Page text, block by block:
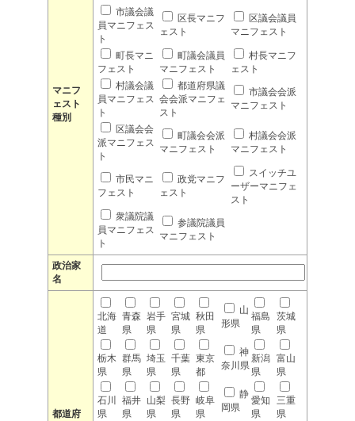
マニフ
ェスト
種別
市議会議
員マニフェス
ト
区長マニフ
ェスト
区議会議員
マニフェスト
町長マニ
フェスト
町議会議員
マニフェスト
村長マニフ
ェスト
村議会議
員マニフェス
ト
都道府県議
会会派マニフェ
スト
市議会会派
マニフェスト
区議会会
派マニフェス
ト
町議会会派
マニフェスト
村議会会派
マニフェスト
市民マニ
フェスト
政党マニフ
ェスト
スイッチユ
ーザーマニフェ
スト
衆議院議
員マニフェス
ト
参議院議員
マニフェスト
政治家
名
都道府
北海
道
青森
県
岩手
県
宮城
県
秋田
県
山
形県
福島
県
茨城
県
栃木
県
群馬
県
埼玉
県
千葉
県
東京
都
神
奈川県
新潟
県
富山
県
石川
県
福井
県
山梨
県
長野
県
岐阜
県
静
岡県
愛知
県
三重
県